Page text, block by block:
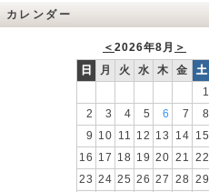
カレンダー
＜ 2026年8月 ＞
日
月 火 水 木 金
土
1
2
3 4 5 6 7
8
9 10 11 12 13 14 15
16 17 18 19 20 21 22
23 24 25 26 27 28 29